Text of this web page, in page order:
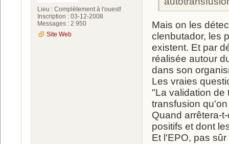
Lieu : Complètement à l'ouest!
Inscription : 03-12-2008
Messages : 2 950
Site Web
Mais on les
clenbutador, les
existent. Et par
réalisée autour
dans son
Les vraies
"La validation de
transfusion
Quand arrêtera-
positifs et dont
Et l'EPO, pas